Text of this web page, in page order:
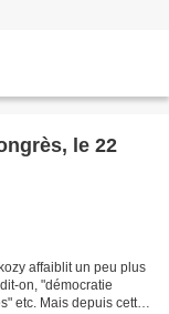
le 22
affaiblit un peu plus
on, "démocratie
etc. Mais depuis cette